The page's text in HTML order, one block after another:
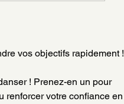
vos objectifs rapidement !
! Prenez-en un pour
renforcer votre confiance en